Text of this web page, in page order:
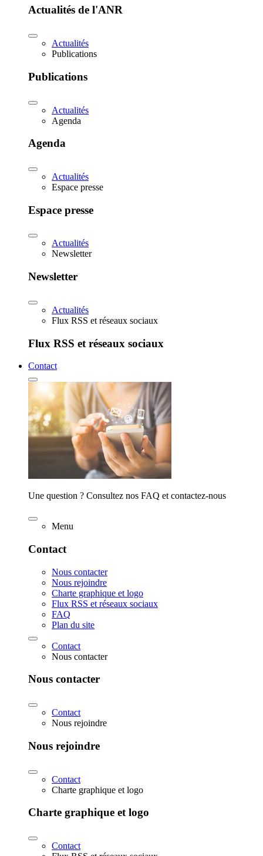
Actualités de l'ANR
Actualités
Publications
Publications
Actualités
Agenda
Agenda
Actualités
Espace presse
Espace presse
Actualités
Newsletter
Newsletter
Actualités
Flux RSS et réseaux sociaux
Flux RSS et réseaux sociaux
Contact
Une question ? Consultez nos FAQ et contactez-nous
Menu
Contact
Nous contacter
Nous rejoindre
Charte graphique et logo
Flux RSS et réseaux sociaux
FAQ
Plan du site
Contact
Nous contacter
Nous contacter
Contact
Nous rejoindre
Nous rejoindre
Contact
Charte graphique et logo
Charte graphique et logo
Contact